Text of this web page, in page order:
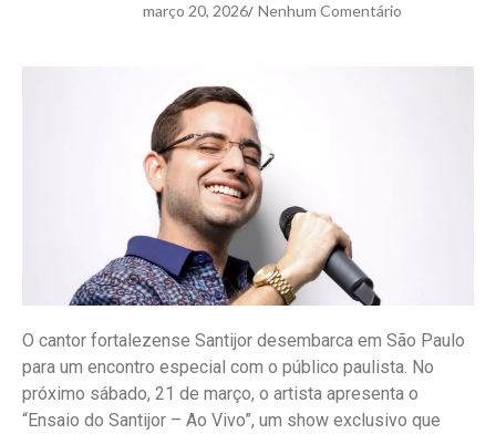
março 20, 2026/ Nenhum Comentário
O cantor fortalezense Santijor desembarca em São Paulo
para um encontro especial com o público paulista. No
próximo sábado, 21 de março, o artista apresenta o
“Ensaio do Santijor – Ao Vivo”, um show exclusivo que